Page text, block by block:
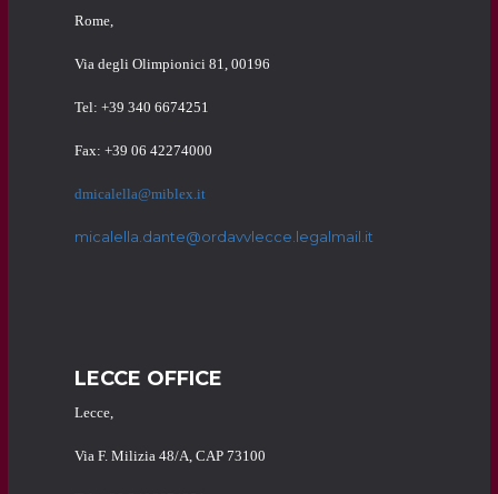
Rome,
Via degli Olimpionici 81, 00196
Tel: +39 340 6674251
Fax: +39 06 42274000
dmicalella@miblex.it
micalella.dante@ordavvlecce.legalmail.it
LECCE OFFICE
Lecce,
Via F. Milizia 48/A, CAP 73100